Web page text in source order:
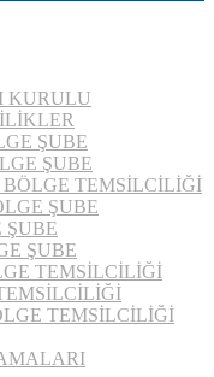
KURULU
ŞUBE
ŞUBE
TEMSİLCİLİĞİ
ŞUBE
ŞUBE
ŞUBE
TEMSİLCİLİĞİ
TEMSİLCİLİĞİ